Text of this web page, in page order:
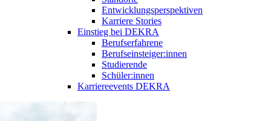
Entwicklungsperspektiven
Karriere Stories
Einstieg bei DEKRA
Berufserfahrene
Berufseinsteiger:innen
Studierende
Schüler:innen
Karriereevents DEKRA